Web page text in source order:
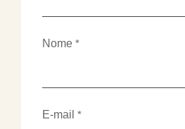
Nome *
E-mail *